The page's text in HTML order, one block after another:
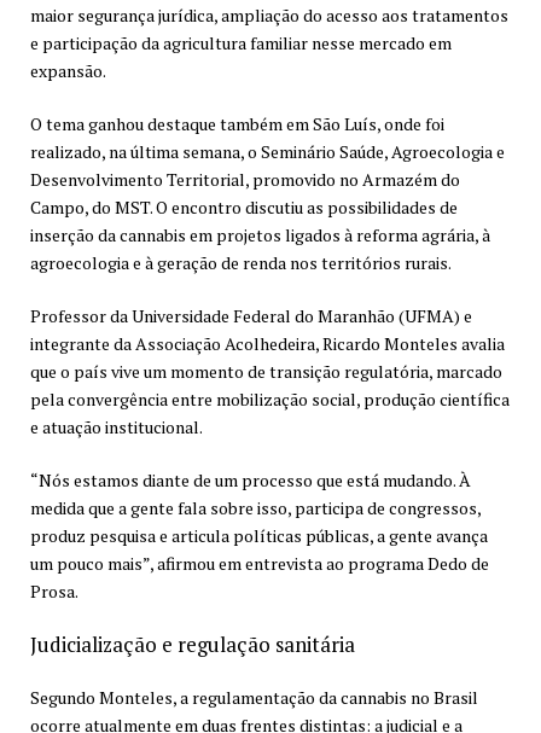
maior segurança jurídica, ampliação do acesso aos tratamentos
e participação da agricultura familiar nesse mercado em
expansão.
O tema ganhou destaque também em São Luís, onde foi
realizado, na última semana, o Seminário Saúde, Agroecologia e
Desenvolvimento Territorial, promovido no Armazém do
Campo, do MST. O encontro discutiu as possibilidades de
inserção da cannabis em projetos ligados à reforma agrária, à
agroecologia e à geração de renda nos territórios rurais.
Professor da Universidade Federal do Maranhão (UFMA) e
integrante da Associação Acolhedeira, Ricardo Monteles avalia
que o país vive um momento de transição regulatória, marcado
pela convergência entre mobilização social, produção científica
e atuação institucional.
“Nós estamos diante de um processo que está mudando. À
medida que a gente fala sobre isso, participa de congressos,
produz pesquisa e articula políticas públicas, a gente avança
um pouco mais”, afirmou em entrevista ao programa Dedo de
Prosa.
Judicialização e regulação sanitária
Segundo Monteles, a regulamentação da cannabis no Brasil
ocorre atualmente em duas frentes distintas: a judicial e a